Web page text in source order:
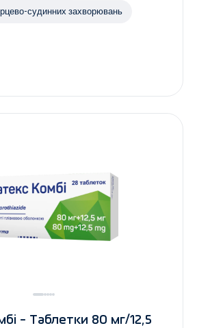
судинних захворювань
- Таблетки 80 мг/12,5